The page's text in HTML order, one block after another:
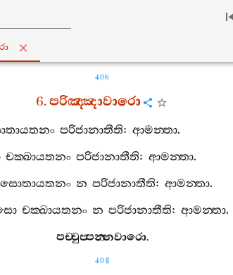
406
6.පරිඤ‍්ඤාවාරො
පරිජානාතීති: ආමන‍්තා.
චක‍්ඛායතනං පරිජානාතීති: ආමන‍්තා.
සොතායතනං න පරිජානාතීති: ආමන‍්තා.
චක‍්ඛායතනං න පරිජානාතීති: ආමන‍්තා.
පච‍්චුප‍්පන‍්නවාරො.
408